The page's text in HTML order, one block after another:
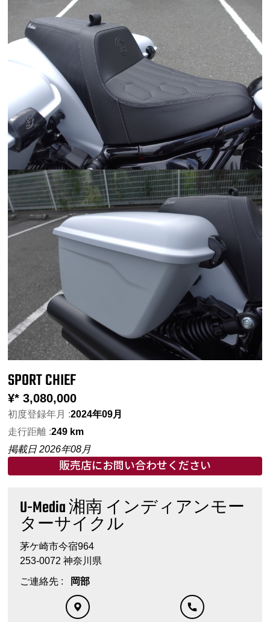
SPORT CHIEF
¥*3,080,000
初度登録年月 :2024年09月
走行距離 :249 km
掲載日 2026年08月
販売店にお問い合わせください
U-Media 湘南 インディアンモー
ターサイクル
茅ケ崎市今宿964
253-0072 神奈川県
ご連絡先 :
岡部